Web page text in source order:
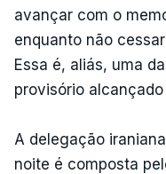
avançar com o
enquanto não
Essa é, aliás, uma
provisório
A delegação
noite é composta